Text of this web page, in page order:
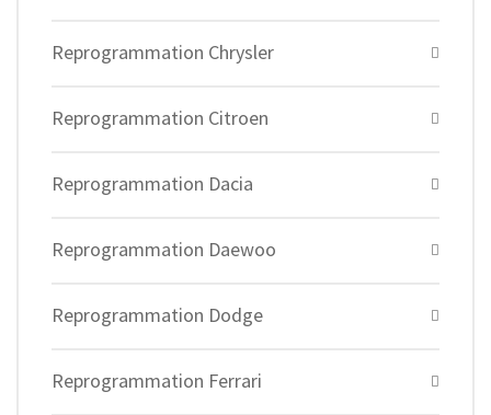
Reprogrammation Chrysler
Reprogrammation Citroen
Reprogrammation Dacia
Reprogrammation Daewoo
Reprogrammation Dodge
Reprogrammation Ferrari